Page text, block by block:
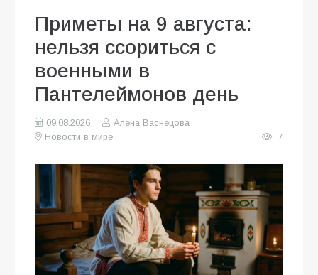
Приметы на 9 августа:
нельзя ссориться с
военными в
Пантелеймонов день
09.08.2026
Алена Васнецова
Новости в мире
7